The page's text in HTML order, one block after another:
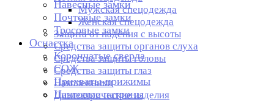
Мужская спецодежда
Женская спецодежда
Защита от падения с высоты
Средства защиты органов слуха
Средства защиты головы
Средства защиты глаз
Наколенники
Диэлектрические изделия
Навесные замки
Почтовые замки
Тросовые замки
Оснастка
Корончатые сверла
СОЖ
Прихваты-прижимы
Цанговые патроны